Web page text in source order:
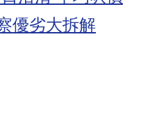
優劣大拆解